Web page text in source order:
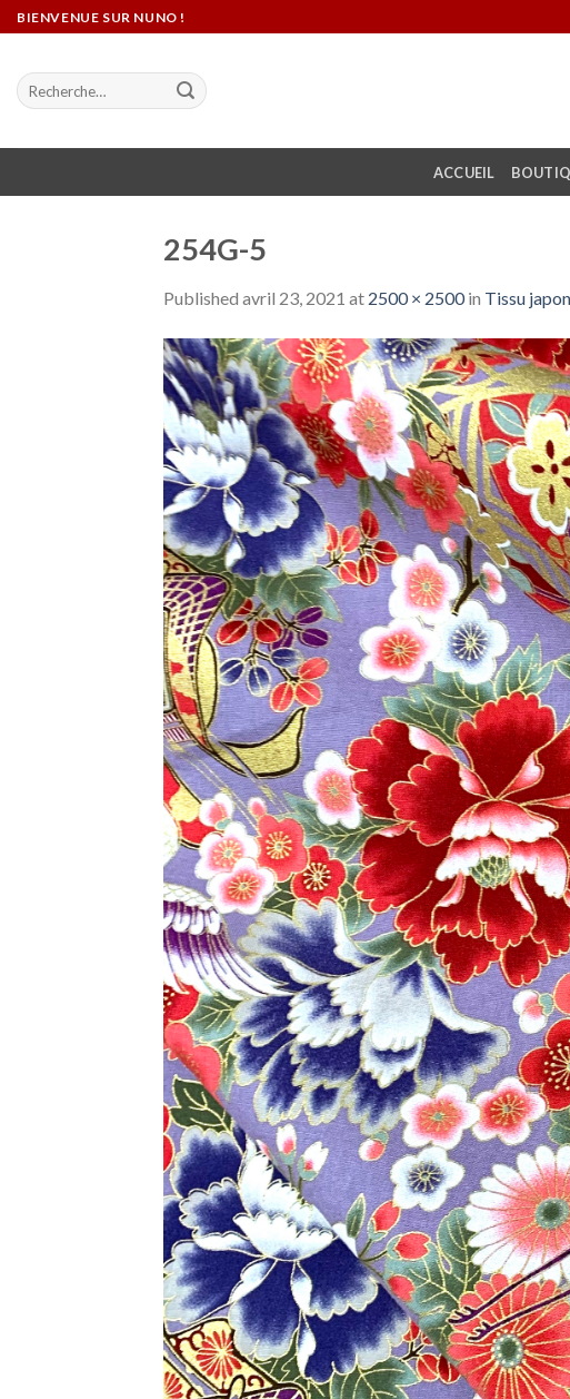
Skip
to
content
BIENVENUE SUR NUNO !
Recherche
pour :
ACCUEIL
254G-5
Published avril 23, 2021 at 2500 × 2500in Tissu